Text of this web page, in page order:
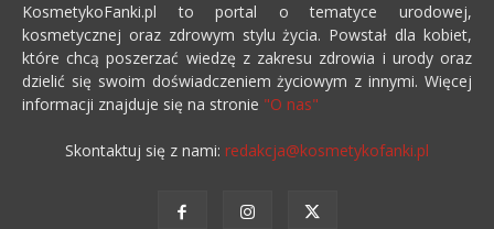
KosmetykoFanki.pl to portal o tematyce urodowej,
kosmetycznej oraz zdrowym stylu życia. Powstał dla kobiet,
które chcą poszerzać wiedzę z zakresu zdrowia i urody oraz
dzielić się swoim doświadczeniem życiowym z innymi. Więcej
informacji znajduje się na stronie "O nas"
Skontaktuj się z nami: redakcja@kosmetykofanki.pl